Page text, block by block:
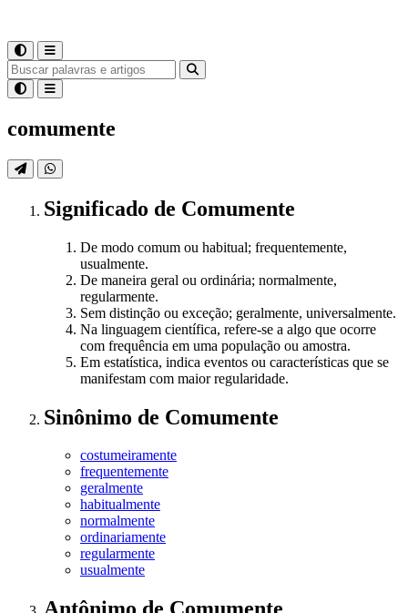
comumente
Significado de Comumente
De modo comum ou habitual; frequentemente,
usualmente.
De maneira geral ou ordinária; normalmente,
regularmente.
Sem distinção ou exceção; geralmente, universalmente.
Na linguagem científica, refere-se a algo que ocorre
com frequência em uma população ou amostra.
Em estatística, indica eventos ou características que se
manifestam com maior regularidade.
Sinônimo de Comumente
costumeiramente
frequentemente
geralmente
habitualmente
normalmente
ordinariamente
regularmente
usualmente